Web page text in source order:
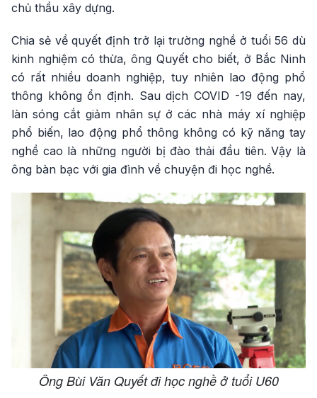
chủ thầu xây dựng.
Chia sẻ về quyết định trở lại trường nghề ở tuổi 56 dù
kinh nghiệm có thừa, ông Quyết cho biết, ở Bắc Ninh
có rất nhiều doanh nghiệp, tuy nhiên lao động phổ
thông không ổn định. Sau dịch COVID -19 đến nay,
làn sóng cắt giảm nhân sự ở các nhà máy xí nghiệp
phổ biến, lao động phổ thông không có kỹ năng tay
nghề cao là những người bị đào thải đầu tiên. Vậy là
ông bàn bạc với gia đình về chuyện đi học nghề.
Ông Bùi Văn Quyết đi học nghề ở tuổi U60